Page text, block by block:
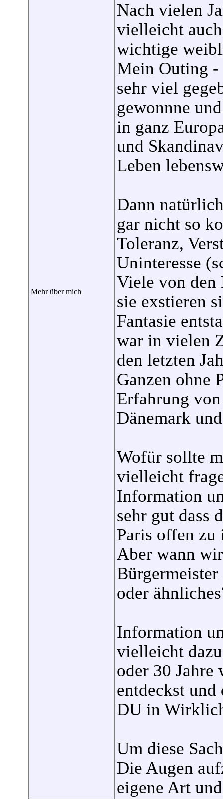
Mehr über mich
Nach vielen
vielleicht
wichtige
Mein Outing -
sehr viel
gewonnne
in ganz
und
Leben
Dann
gar nicht so
Toleranz,
Uninteresse
Viele von den
sie exstieren
Fantasie
war in vielen
den letzten
Ganzen ohne
Erfahrung
Dänemark
Wofür sollte
vielleicht
Information
sehr gut dass
Paris offen zu
Aber wann
oder
Information
vielleicht
oder 30 Jahre
entdeckst und
DU in
Um diese
Die Augen
eigene Art